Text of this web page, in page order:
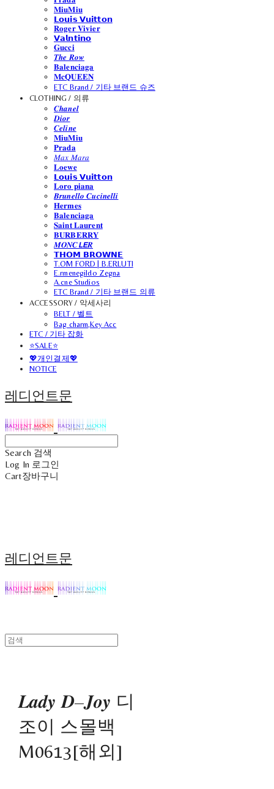
𝐌𝐢𝐮𝐌𝐢𝐮
𝗟𝗼𝘂𝗶𝘀 𝗩𝘂𝗶𝘁𝘁𝗼𝗻
𝐑𝐨𝐠𝐞𝐫 𝐕𝐢𝐯𝐢𝐞𝐫
𝗩𝗮𝗹𝗻𝘁𝗶𝗻𝗼
𝐆𝐮𝐜𝐜𝐢
𝑻𝒉𝒆 𝑹𝒐𝒘
𝐁𝐚𝐥𝐞𝐧𝐜𝐢𝐚𝐠𝐚
𝐌𝐜𝐐𝐔𝐄𝐄𝐍
ETC Brand / 기타 브랜드 슈즈
CLOTHING / 의류
𝑪𝒉𝒂𝒏𝒆𝒍
𝑫𝒊𝒐𝒓
𝑪𝒆𝒍𝒊𝒏𝒆
𝐌𝐢𝐮𝐌𝐢𝐮
𝐏𝐫𝐚𝐝𝐚
𝑀𝑎𝑥 𝑀𝑎𝑟𝑎
𝐋𝐨𝐞𝐰𝐞
𝗟𝗼𝘂𝗶𝘀 𝗩𝘂𝗶𝘁𝘁𝗼𝗻
𝐋𝐨𝐫𝐨 𝐩𝐢𝐚𝐧𝐚
𝑩𝒓𝒖𝒏𝒆𝒍𝒍𝒐 𝑪𝒖𝒄𝒊𝒏𝒆𝒍𝒍𝒊
𝐇𝐞𝐫𝐦𝐞𝐬
𝐁𝐚𝐥𝐞𝐧𝐜𝐢𝐚𝐠𝐚
𝐒𝐚𝐢𝐧𝐭 𝐋𝐚𝐮𝐫𝐞𝐧𝐭
𝐁𝐔𝐑𝐁𝐄𝐑𝐑𝐘
𝑴𝑶𝑵𝑪𝙇𝙀𝑹
𝗧𝗛𝗢𝗠 𝗕𝗥𝗢𝗪𝗡𝗘
T.OM FORD | B.ERLUTI
E.rmenegildo Zegna
A.cne Studios
ETC Brand / 기타 브랜드 의류
ACCESSORY / 악세사리
BELT / 벨트
Bag charm,Key Acc
ETC / 기타 잡화
⭐SALE⭐
💖개인결제💖
NOTICE
레디언트문
Search 검색
Log In 로그인
Cart장바구니
레디언트문
𝑳𝒂𝒅𝒚 𝑫–𝑱𝒐𝒚 디
조이 스몰백
M0613[해외]